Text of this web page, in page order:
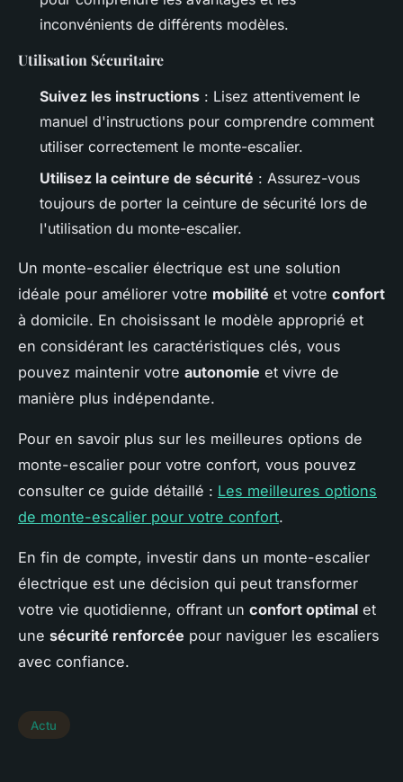
inconvénients de différents modèles.
Utilisation Sécuritaire
Suivez les instructions : Lisez attentivement le
manuel d'instructions pour comprendre comment
utiliser correctement le monte-escalier.
Utilisez la ceinture de sécurité : Assurez-vous
toujours de porter la ceinture de sécurité lors de
l'utilisation du monte-escalier.
Un monte-escalier électrique est une solution
idéale pour améliorer votre mobilité et votre confort
à domicile. En choisissant le modèle approprié et
en considérant les caractéristiques clés, vous
pouvez maintenir votre autonomie et vivre de
manière plus indépendante.
Pour en savoir plus sur les meilleures options de
monte-escalier pour votre confort, vous pouvez
consulter ce guide détaillé : Les meilleures options
de monte-escalier pour votre confort.
En fin de compte, investir dans un monte-escalier
électrique est une décision qui peut transformer
votre vie quotidienne, offrant un confort optimal et
une sécurité renforcée pour naviguer les escaliers
avec confiance.
Actu